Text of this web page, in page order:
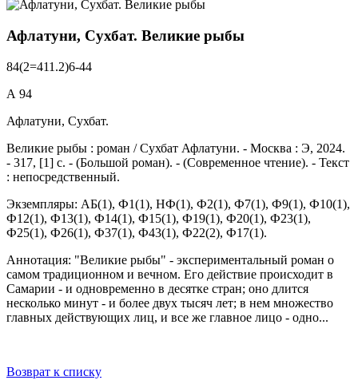
Афлатуни, Сухбат. Великие рыбы
84(2=411.2)6-44
А 94
Афлатуни, Сухбат.
Великие рыбы : роман / Сухбат Афлатуни. - Москва : Э, 2024.
- 317, [1] с. - (Большой роман). - (Современное чтение). - Текст
: непосредственный.
Экземпляры: АБ(1), Ф1(1), НФ(1), Ф2(1), Ф7(1), Ф9(1), Ф10(1),
Ф12(1), Ф13(1), Ф14(1), Ф15(1), Ф19(1), Ф20(1), Ф23(1),
Ф25(1), Ф26(1), Ф37(1), Ф43(1), Ф22(2), Ф17(1).
Аннотация: "Великие рыбы" - экспериментальный роман о
самом традиционном и вечном. Его действие происходит в
Самарии - и одновременно в десятке стран; оно длится
несколько минут - и более двух тысяч лет; в нем множество
главных действующих лиц, и все же главное лицо - одно...
Возврат к списку